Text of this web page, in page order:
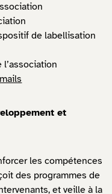
de labellisation
et
les compétences
des programmes de
et veille à la